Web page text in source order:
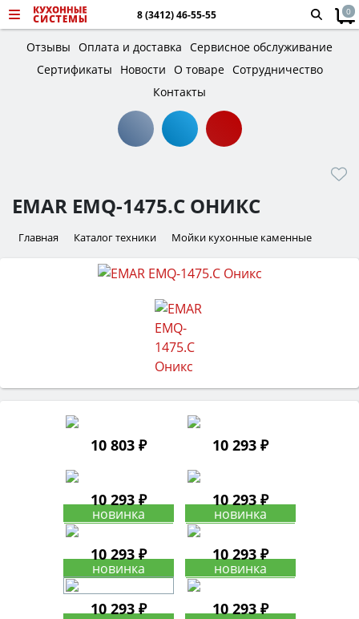
8 (3412) 46-55-55 0
Отзывы Оплата и доставка Сервисное обслуживание
Сертификаты
Новости О товаре Сотрудничество
Контакты
EMAR EMQ-1475.C ОНИКС
Главная Каталог техники Мойки кухонные каменные
10 803 ₽ 10 293 ₽
10 293 ₽ 10 293 ₽
10 293 ₽ 10 293 ₽
10 293 ₽ 10 293 ₽